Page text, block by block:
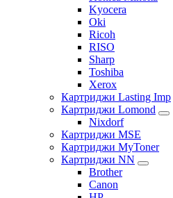
Kyocera
Oki
Ricoh
RISO
Sharp
Toshiba
Xerox
Картриджи Lasting Imp
Картриджи Lomond
Nixdorf
Картриджи MSE
Картриджи MyToner
Картриджи NN
Brother
Canon